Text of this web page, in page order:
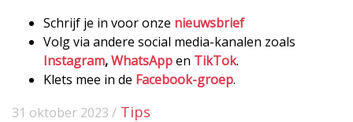
Schrijf je in voor onze nieuwsbrief
Volg via andere social media-kanalen zoals
Instagram,WhatsAppen TikTok.
Klets mee in de Facebook-groep.
31 oktober 2023 / Tips